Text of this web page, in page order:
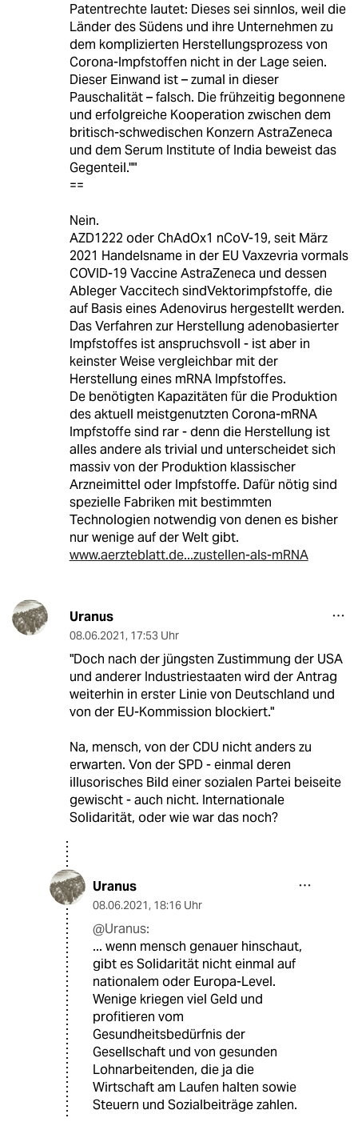
Patentrechte lautet: Dieses sei sinnlos, weil die
Länder des Südens und ihre Unternehmen zu
dem komplizierten Herstellungsprozess von
Corona-Impfstoffen nicht in der Lage seien.
Dieser Einwand ist – zumal in dieser
Pauschalität – falsch. Die frühzeitig begonnene
und erfolgreiche Kooperation zwischen dem
britisch-schwedischen Konzern AstraZeneca
und dem Serum Institute of India beweist das
Gegenteil.""
==
Nein.
AZD1222 oder ChAdOx1 nCoV-19, seit März
2021 Handelsname in der EU Vaxzevria vormals
COVID-19 Vaccine AstraZeneca und dessen
Ableger Vaccitech sindVektorimpfstoffe, die
auf Basis eines Adenovirus hergestellt werden.
Das Verfahren zur Herstellung adenobasierter
Impfstoffes ist anspruchsvoll - ist aber in
keinster Weise vergleichbar mit der
Herstellung eines mRNA Impfstoffes.
De benötigten Kapazitäten für die Produktion
des aktuell meistgenutzten Corona-mRNA
Impfstoffe sind rar - denn die Herstellung ist
alles andere als trivial und unterscheidet sich
massiv von der Produktion klassischer
Arzneimittel oder Impfstoffe. Dafür nötig sind
spezielle Fabriken mit bestimmten
Technologien notwendig von denen es bisher
nur wenige auf der Welt gibt.
www.aerzteblatt.de...zustellen-als-mRNA
Uranus
08.06.2021, 17:53 Uhr
"Doch nach der jüngsten Zustimmung der USA
und anderer Industriestaaten wird der Antrag
weiterhin in erster Linie von Deutschland und
von der EU-Kommission blockiert."
Na, mensch, von der CDU nicht anders zu
erwarten. Von der SPD - einmal deren
illusorisches Bild einer sozialen Partei beiseite
gewischt - auch nicht. Internationale
Solidarität, oder wie war das noch?
Uranus
08.06.2021, 18:16 Uhr
@Uranus:
... wenn mensch genauer hinschaut,
gibt es Solidarität nicht einmal auf
nationalem oder Europa-Level.
Wenige kriegen viel Geld und
profitieren vom
Gesundheitsbedürfnis der
Gesellschaft und von gesunden
Lohnarbeitenden, die ja die
Wirtschaft am Laufen halten sowie
Steuern und Sozialbeiträge zahlen.